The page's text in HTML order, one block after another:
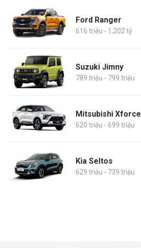
Ford Ranger
616 triệu - 1,202 tỷ
Suzuki Jimny
789 triệu - 799 triệu
Mitsubishi Xforce
620 triệu - 699 triệu
Kia Seltos
629 triệu - 739 triệu